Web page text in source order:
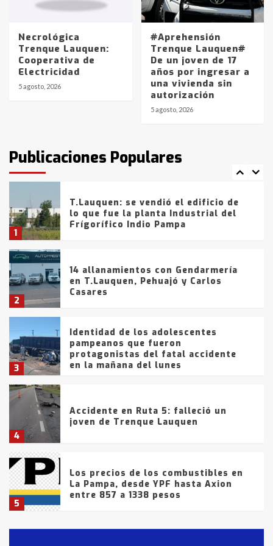
Necrológica
Trenque Lauquen:
Cooperativa de
Electricidad
5 agosto, 2026
#Aprehensión
Trenque Lauquen#
De un joven de 17
años por ingresar a
una vivienda sin
autorización
5 agosto, 2026
Publicaciones Populares
La Pampa, desde YPF hasta Axion
entre 857 a 1338 pesos
La Bolsa de Cereales de Bahía
Blanca anticipa que Agosto vendrá
con lluvias y heladas, en gran parte
fueron detenidos por
comercialización de drogas en la
tarde del sábado
1
T.Lauquen: se vendió el edificio de
lo que fue la planta Industrial del
Frígorífico Indio Pampa
2
14 allanamientos con Gendarmería
en T.Lauquen, Pehuajó y Carlos
Casares
3
Identidad de los adolescentes
pampeanos que fueron
protagonistas del fatal accidente
en la mañana del lunes
4
Accidente en Ruta 5: falleció un
joven de Trenque Lauquen
5
Los precios de los combustibles en
La Pampa, desde YPF hasta Axion
entre 857 a 1338 pesos